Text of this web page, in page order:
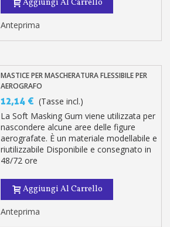
Aggiungi Al Carrello
Anteprima
MASTICE PER MASCHERATURA FLESSIBILE PER
AEROGRAFO
12,14 € (Tasse incl.)
La Soft Masking Gum viene utilizzata per
nascondere alcune aree delle figure
aerografate. È un materiale modellabile e
riutilizzabile Disponibile e consegnato in
48/72 ore
Aggiungi Al Carrello
Anteprima